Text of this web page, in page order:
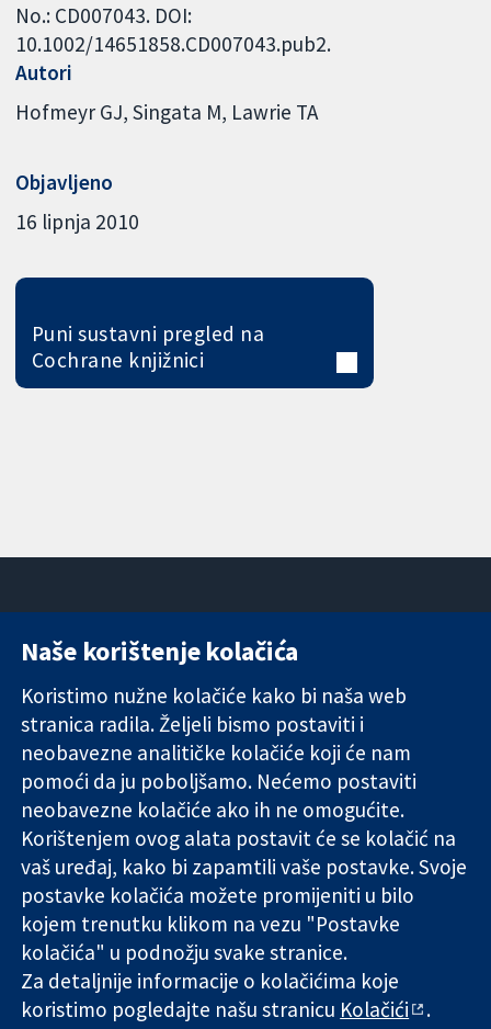
No.: CD007043. DOI:
10.1002/14651858.CD007043.pub2.
Autori
Hofmeyr GJ Singata M Lawrie TA
Objavljeno
16 lipnja 2010
Puni sustavni pregled na
Cochrane knjižnici
Pouzdani dokazi.
Utemeljeni
dokazi.
Bolje zdravlje.
11-13 Cavendish
London
W1G 0AN
Ujedinjeno
Kraljevstvo
Novosti
medije
O nama
Poslovi
Cochrane
Library
The Cochrane Collaboration is a charity (no. 1045921) and a
company limited by guarantee (no. 03044323) registered in
England & Wales. VAT registration number GB 718 2127 49.
Naše korištenje kolačića
Koristimo nužne kolačiće kako bi naša web
stranica radila. Željeli bismo postaviti i
neobavezne analitičke kolačiće koji će nam
pomoći da ju poboljšamo. Nećemo postaviti
neobavezne kolačiće ako ih ne omogućite.
Korištenjem ovog alata postavit će se kolačić na
vaš uređaj, kako bi zapamtili vaše postavke. Svoje
postavke kolačića možete promijeniti u bilo
kojem trenutku klikom na vezu "Postavke
kolačića" u podnožju svake stranice.
Za detaljnije informacije o kolačićima koje
koristimo pogledajte našu stranicu Kolačići .